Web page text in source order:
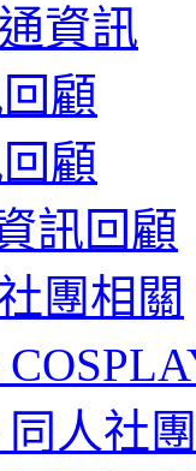
資訊
顧
顧
訊回顧
團相關
人社